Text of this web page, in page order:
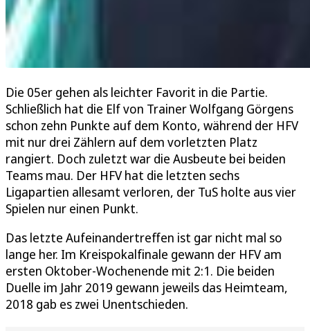
Die 05er gehen als leichter Favorit in die Partie.
Schließlich hat die Elf von Trainer Wolfgang Görgens
schon zehn Punkte auf dem Konto, während der HFV
mit nur drei Zählern auf dem vorletzten Platz
rangiert. Doch zuletzt war die Ausbeute bei beiden
Teams mau. Der HFV hat die letzten sechs
Ligapartien allesamt verloren, der TuS holte aus vier
Spielen nur einen Punkt.
Das letzte Aufeinandertreffen ist gar nicht mal so
lange her. Im Kreispokalfinale gewann der HFV am
ersten Oktober-Wochenende mit 2:1. Die beiden
Duelle im Jahr 2019 gewann jeweils das Heimteam,
2018 gab es zwei Unentschieden.